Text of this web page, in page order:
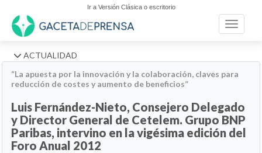
Ir a Versión Clásica o escritorio
Toggle
ACTUALIDAD
“La apuesta por la innovación y la colaboración, claves para
reducción de costes y aumento de beneficios”
Luis Fernández-Nieto, Consejero Delegado
y Director General de Cetelem. Grupo BNP
Paribas, intervino en la vigésima edición del
Foro Anual 2012